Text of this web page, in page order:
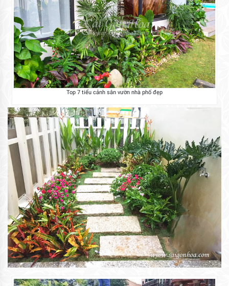
Top 7 tiểu cảnh sân vườn nhà phố đẹp